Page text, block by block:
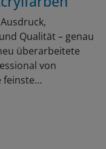
Qualität – genau
überarbeitete
von
feinste…